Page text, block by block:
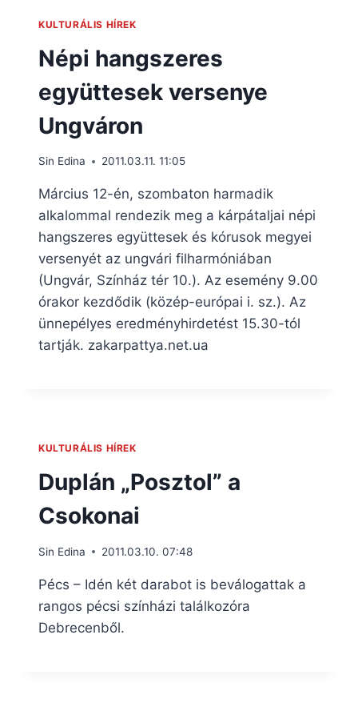
KULTURÁLIS HÍREK
Népi hangszeres
együttesek versenye
Ungváron
Sin Edina 2011.03.11. 11:05
Március 12-én, szombaton harmadik
alkalommal rendezik meg a kárpátaljai népi
hangszeres együttesek és kórusok megyei
versenyét az ungvári filharmóniában
(Ungvár, Színház tér 10.). Az esemény 9.00
órakor kezdődik (közép-európai i. sz.). Az
ünnepélyes eredményhirdetést 15.30-tól
tartják. zakarpattya.net.ua
KULTURÁLIS HÍREK
Duplán „Posztol” a
Csokonai
Sin Edina 2011.03.10. 07:48
Pécs – Idén két darabot is beválogattak a
rangos pécsi színházi találkozóra
Debrecenből.